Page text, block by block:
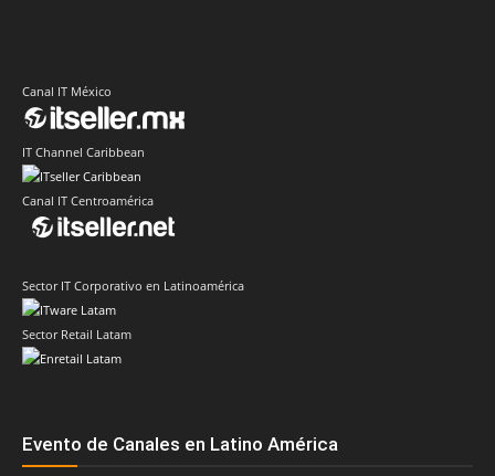
Canal IT México
IT Channel Caribbean
Canal IT Centroamérica
Sector IT Corporativo en Latinoamérica
Sector Retail Latam
Evento de Canales en Latino América